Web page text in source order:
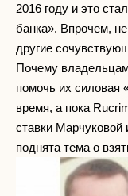
2016 году и это
банка». Впрочем,
другие
Почему
помочь их
время, а пока
ставки Марчуковой
поднята тема о